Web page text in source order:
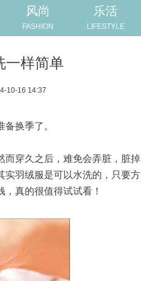
风尚
FASHION
乐活
LIFESTYLE
一样简单
10-16 14:37
换季了。
而穿久之后，难免会弄脏，脏掉
实羽绒服是可以水洗的，只要方
真的很值得试试看！